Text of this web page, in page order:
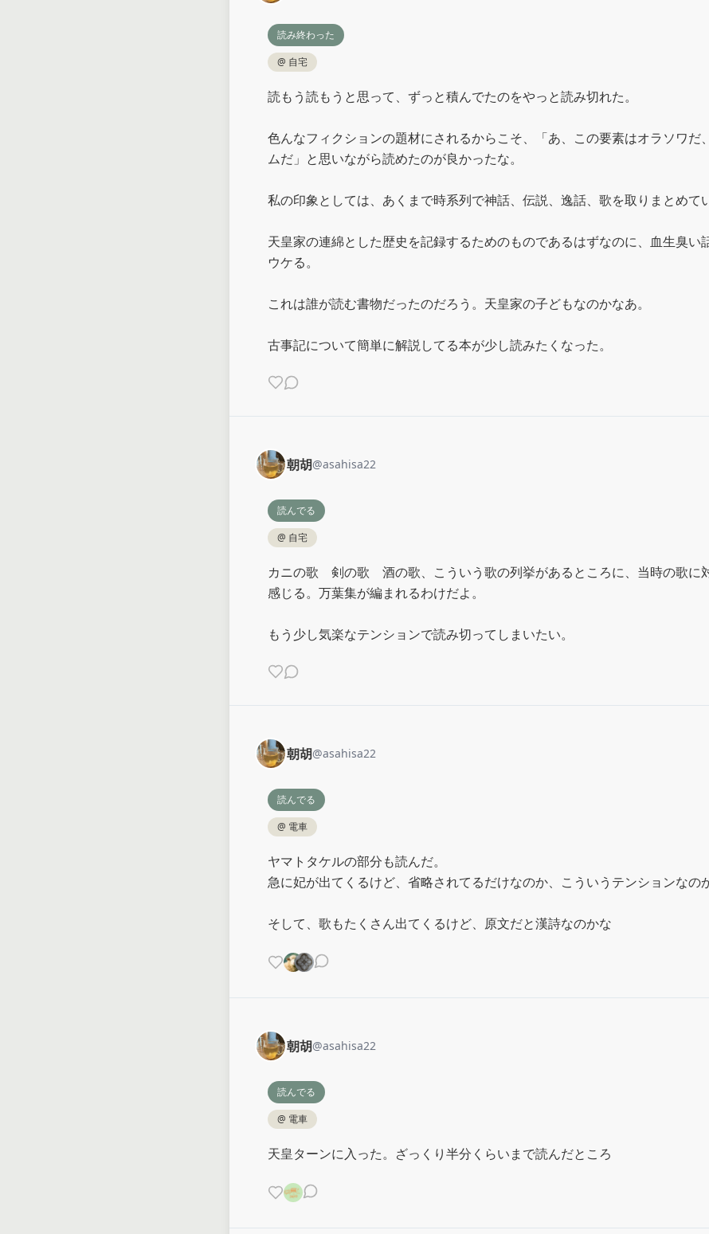
読み終わった
@ 自宅
読もう読もうと思って、ずっと積んでたのをやっと読み切れた。
色んなフィクションの題材にされるからこそ、「あ、この要素はオラソワだ
ムだ」と思いながら読めたのが良かったな。
私の印象としては、あくまで時系列で神話、伝説、逸話、歌を取りまとめて
天皇家の連綿とした歴史を記録するためのものであるはずなのに、血生臭い
ウケる。
これは誰が読む書物だったのだろう。天皇家の子どもなのかなあ。
古事記について簡単に解説してる本が少し読みたくなった。
朝胡@asahisa22
読んでる
@ 自宅
カニの歌　剣の歌　酒の歌、こういう歌の列挙があるところに、当時の歌に
感じる。万葉集が編まれるわけだよ。
もう少し気楽なテンションで読み切ってしまいたい。
朝胡@asahisa22
読んでる
@ 電車
ヤマトタケルの部分も読んだ。
急に妃が出てくるけど、省略されてるだけなのか、こういうテンションなの
そして、歌もたくさん出てくるけど、原文だと漢詩なのかな
朝胡@asahisa22
読んでる
@ 電車
天皇ターンに入った。ざっくり半分くらいまで読んだところ